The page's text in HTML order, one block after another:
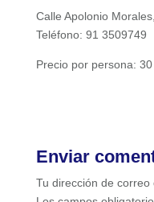
Calle Apolonio
Teléfono: 91 3509749
Precio por persona:
Enviar
Tu dirección de correo